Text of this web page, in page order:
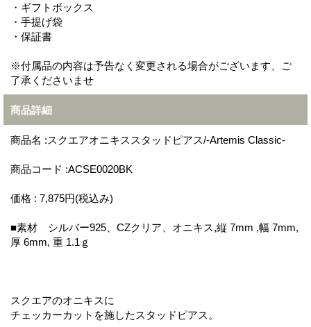
・ギフトボックス
・手提げ袋
・保証書
※付属品の内容は予告なく変更される場合がございます、ご
了承くださいませ
商品詳細
商品名 :スクエアオニキススタッドピアス/-Artemis Classic-
商品コード :ACSE0020BK
価格 : 7,875円(税込み)
■素材 シルバー925、CZクリア、オニキス,縦 7mm ,幅 7mm,
厚 6mm, 重 1.1ｇ
スクエアのオニキスに
チェッカーカットを施したスタッドピアス。